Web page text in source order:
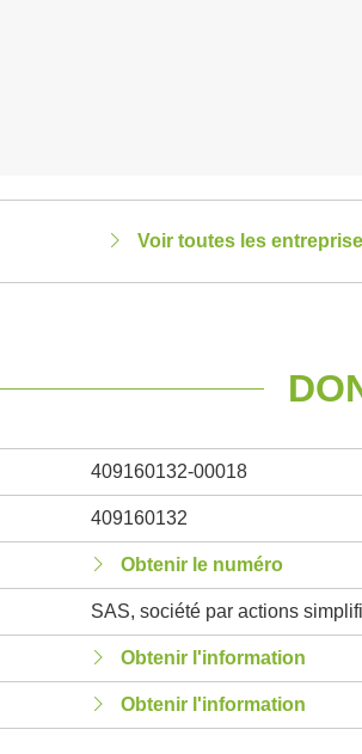
Voir toutes les
409160132-00018
409160132
Obtenir le numéro
SAS, société par actions
Obtenir l'information
Obtenir l'information